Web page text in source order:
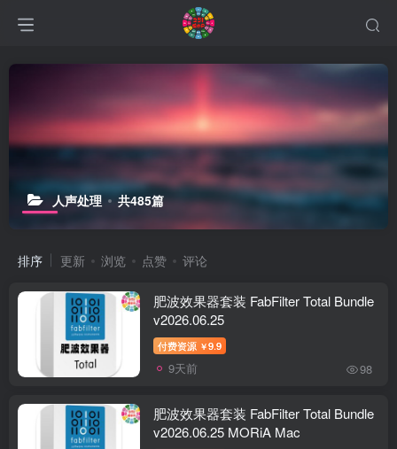
人声处理 共485篇
排序 更新 浏览 点赞 评论
肥波效果器套装 FabFilter Total Bundle
v2026.06.25
付费资源 ￥9.9
9天前 98
肥波效果器套装 FabFilter Total Bundle
v2026.06.25 MORiA Mac